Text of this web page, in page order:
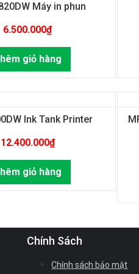
Máy in phun
6.500.000₫
giỏ hàng
Ink Tank Printer
12.400.000₫
giỏ hàng
Chính Sách
Chính sách bảo mật